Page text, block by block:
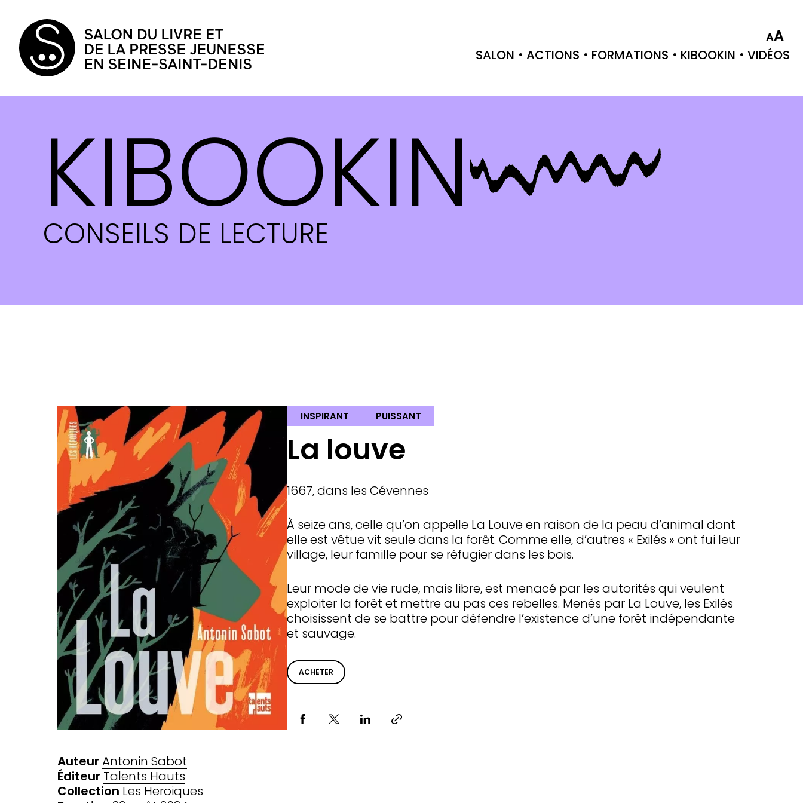
AA
SALON ACTIONS FORMATIONS KIBOOKIN VIDÉOS
KIBOOKIN
CONSEILS DE LECTURE
INSPIRANT PUISSANT
La louve
1667, dans les Cévennes
À seize ans, celle qu’on appelle La Louve en raison de la peau d’animal dont
elle est vêtue vit seule dans la forêt. Comme elle, d’autres « Exilés » ont fui leur
village, leur famille pour se réfugier dans les bois.
Leur mode de vie rude, mais libre, est menacé par les autorités qui veulent
exploiter la forêt et mettre au pas ces rebelles. Menés par La Louve, les Exilés
choisissent de se battre pour défendre l’existence d’une forêt indépendante
et sauvage.
ACHETER
Partager via
Auteur Antonin Sabot
Éditeur Talents Hauts
Collection Les Heroiques